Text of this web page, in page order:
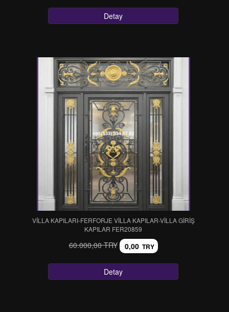
Detay
VİLLA KAPILARI-FERFORJE VİLLA KAPILAR-VİLLA GİRİŞ
KAPILAR FER20859
60.000,00 TRY 0,00 TRY
Detay